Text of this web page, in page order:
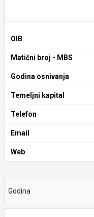
OIB
Matični broj - MBS
Godina osnivanja
Temeljni kapital
Telefon
Email
Web
Godina